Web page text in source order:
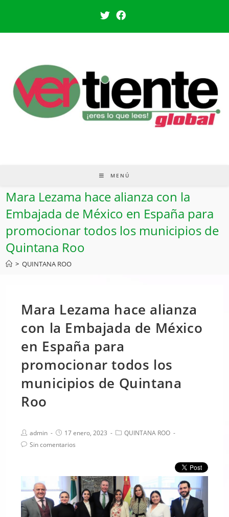
MENÚ
Mara Lezama hace alianza con la
Embajada de México en España para
promocionar todos los municipios de
Quintana Roo
> QUINTANA ROO
Mara Lezama hace alianza
con la Embajada de México
en España para
promocionar todos los
municipios de Quintana
Roo
admin 17 enero, 2023
QUINTANA ROO
Sin comentarios